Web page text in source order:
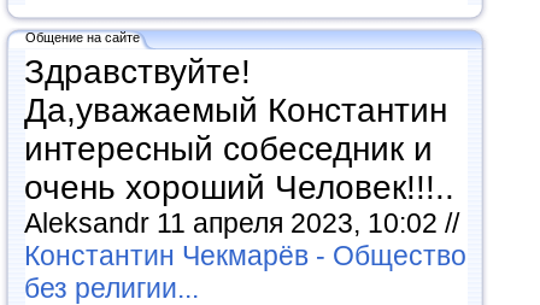
Общение на сайте
Здравствуйте!
Да,уважаемый Константин
интересный собеседник и
очень хороший Человек!!!..
Aleksandr 11 апреля 2023, 10:02 //
Константин Чекмарёв - Общество
без религии...